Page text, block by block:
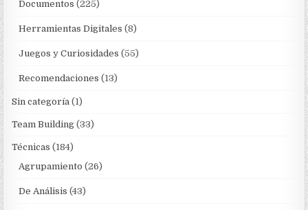
Documentos (225)
Herramientas Digitales (8)
Juegos y Curiosidades (55)
Recomendaciones (13)
Sin categoría (1)
Team Building (33)
Técnicas (184)
Agrupamiento (26)
De Análisis (43)